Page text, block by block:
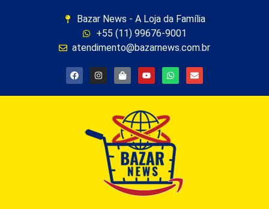
Bazar News - A Loja da Família
+55 (11) 99676-9001
atendimento@bazarnews.com.br